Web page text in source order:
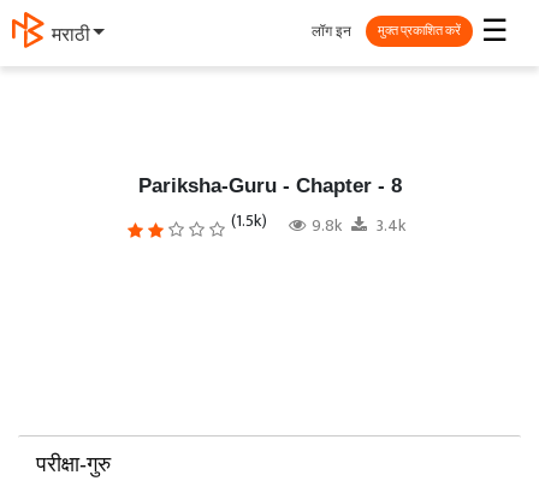
मराठी ☰
लॉग इन मुक्त प्रकाशित करें
Pariksha-Guru - Chapter - 8
(1.5k) 9.8k 3.4k
परीक्षा-गुरु